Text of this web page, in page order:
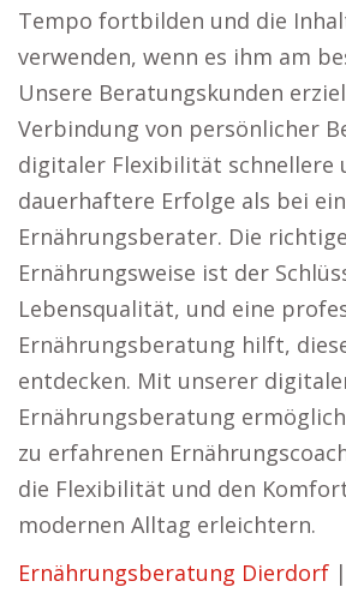
Tempo fortbilden und die
verwenden, wenn es ihm am
Unsere Beratungskunden
Verbindung von persönlicher
digitaler Flexibilität schnellere
dauerhaftere Erfolge als bei
Ernährungsberater. Die
Ernährungsweise ist der
Lebensqualität, und eine
Ernährungsberatung hilft,
entdecken. Mit unserer
Ernährungsberatung
zu erfahrenen
die Flexibilität und den
modernen Alltag erleichtern.
Ernährungsberatung Dierdorf |